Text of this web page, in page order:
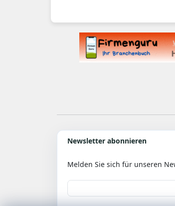
Newsletter abonnieren
Melden Sie sich für unseren